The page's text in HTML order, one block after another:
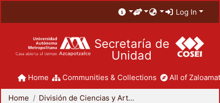
Log In
Secretaría de
Unidad
Home Communities & Collections All of
Home
División de Ciencias y Artes para el Diseño